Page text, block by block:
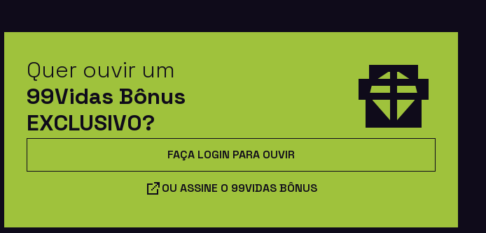
Quer ouvir um
99Vidas Bônus
EXCLUSIVO?
FAÇA LOGIN PARA OUVIR
OU ASSINE O 99VIDAS BÔNUS